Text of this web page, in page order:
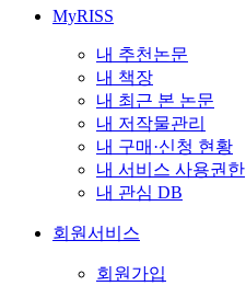
MyRISS
내 추천논문
내 책장
내 최근 본 논문
내 저작물관리
내 구매·신청 현황
내 서비스 사용권한
내 관심 DB
회원서비스
회원가입